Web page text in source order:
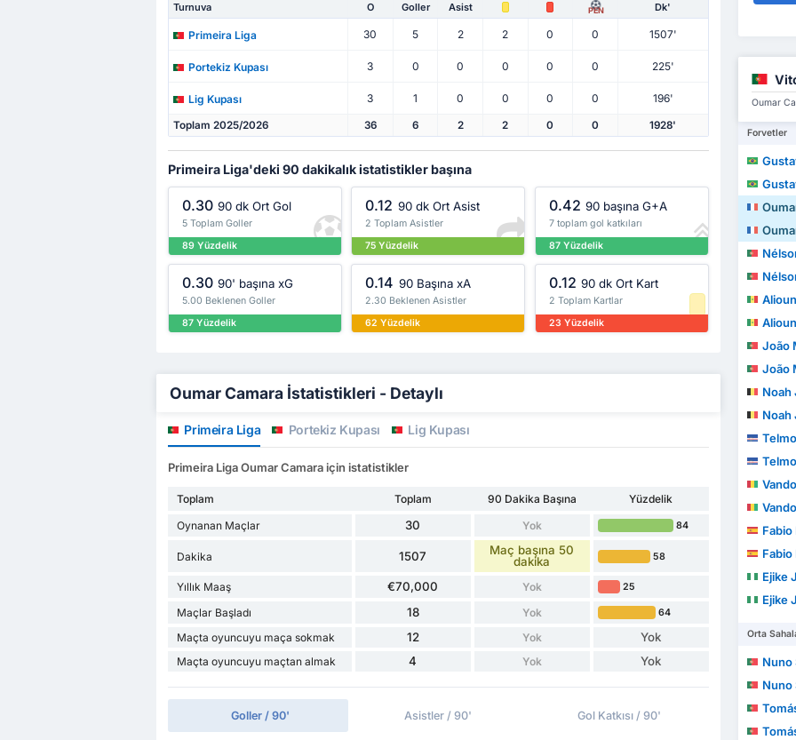
Turnuva O Goller Asist PEN Dk'
Primeira Liga 30 5 2 2 0 0 1507'
Portekiz Kupası 3 0 0 0 0 0 225'
Lig Kupası 3 1 0 0 0 0 196'
Toplam 2025/2026 36 6 2 2 0 0 1928'
Primeira Liga'deki 90 dakikalık istatistikler başına
0.30 90 dk Ort Gol
5 Toplam Goller
89 Yüzdelik
0.12 90 dk Ort Asist
2 Toplam Asistler
75 Yüzdelik
0.42 90 başına G+A
7 toplam gol katkıları
87 Yüzdelik
0.30 90' başına xG
5.00 Beklenen Goller
87 Yüzdelik
0.14 90 Başına xA
2.30 Beklenen Asistler
62 Yüzdelik
0.12 90 dk Ort Kart
2 Toplam Kartlar
23 Yüzdelik
Oumar Camara İstatistikleri - Detaylı
Primeira Liga Portekiz Kupası Lig Kupası
Primeira Liga Oumar Camara için istatistikler
Toplam Toplam 90 Dakika Başına
Yüzdelik
Oynanan Maçlar
30 Yok 84
Dakika 1507
Maç başına 50
dakika
58
Yıllık Maaş €70,000 Yok 25
Maçlar Başladı 18 Yok 64
Maçta oyuncuyu maça sokmak 12 Yok Yok
Maçta oyuncuyu maçtan almak 4 Yok Yok
Goller / 90' Asistler / 90' Gol Katkısı / 90'
Oumar
Forvetler
Nélson
Nélson
João
João
Noah
Noah
Telmo
Telmo
Ejike
Ejike
Orta
Nuno
Nuno